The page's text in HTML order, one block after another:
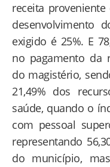
receita
desenvolvimento
exigido é 25%. E
no pagamento da
do magistério,
21,49% dos
saúde, quando o
com pessoal
representando
do município,